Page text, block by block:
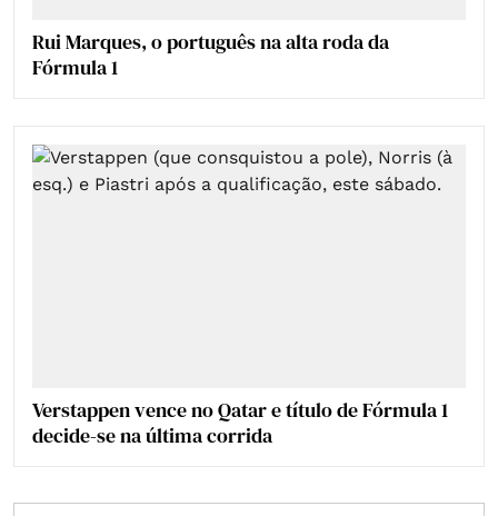
Rui Marques, o português na alta roda da
Fórmula 1
Verstappen vence no Qatar e título de Fórmula 1
decide-se na última corrida